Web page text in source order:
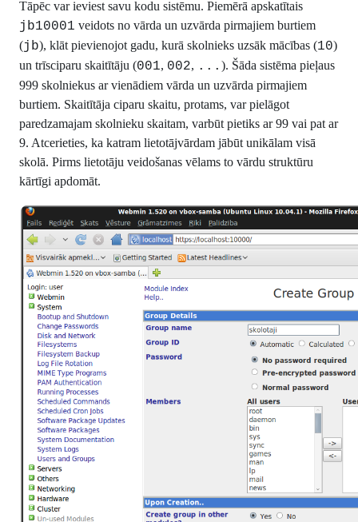
Tāpēc var ieviest savu kodu sistēmu. Piemērā apskatītais
jb10001 veidots no vārda un uzvārda pirmajiem burtiem
(jb), klāt pievienojot gadu, kurā skolnieks uzsāk mācības (10)
un trīsciparu skaitītāju (001, 002, ... ). Šāda sistēma pieļaus
999 skolniekus ar vienādiem vārda un uzvārda pirmajiem
burtiem. Skaitītāja ciparu skaitu, protams, var pielāgot
paredzamajam skolnieku skaitam, varbūt pietiks ar 99 vai pat ar
9. Atcerieties, ka katram lietotājvārdam jābūt unikālam visā
skolā. Pirms lietotāju veidošanas vēlams to vārdu struktūru
kārtīgi apdomāt.